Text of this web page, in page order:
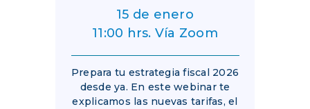
15 de enero
11:00 hrs. Vía Zoom
Prepara tu estrategia fiscal 2026
desde ya. En este webinar te
explicamos las nuevas tarifas, el